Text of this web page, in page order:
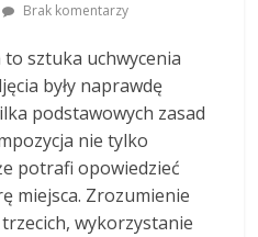
Brak komentarzy
sztuka uchwycenia
były naprawdę
podstawowych zasad
nie tylko
potrafi opowiedzieć
miejsca. Zrozumienie
wykorzystanie